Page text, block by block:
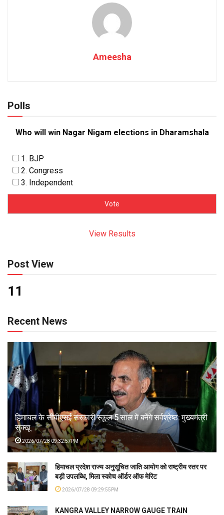
Ameesha
Polls
Who will win Nagar Nigam elections in Dharamshala
1. BJP
2. Congress
3. Independent
View Results
Post View
11
Recent News
हिमाचल के सीबीएसई सरकारी स्कूल 5 साल में बनेंगे सर्वश्रेष्ठ: मुख्यमंत्री
सुक्खू
2026/07/28 09:32:57PM
हिमाचल प्रदेश राज्य अनुसूचित जाति आयोग को राष्ट्रीय स्तर पर
बड़ी उपलब्धि, मिला स्कोच ऑर्डर ऑफ मेरिट
2026/07/28 09:29:55PM
KANGRA VALLEY NARROW GAUGE TRAIN